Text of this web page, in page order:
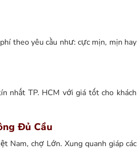
theo yêu cầu như: cực mịn, mịn hay
nhất TP. HCM với giá tốt cho khách
Đủ Cầu
Nam, chợ Lớn. Xung quanh giáp các